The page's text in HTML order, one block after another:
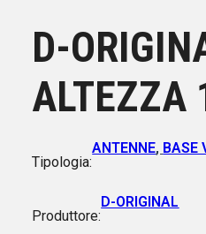
D-
ALTEZZA
Tipologia:
ANTENNE, BASE
Produttore:
D-ORIGINAL